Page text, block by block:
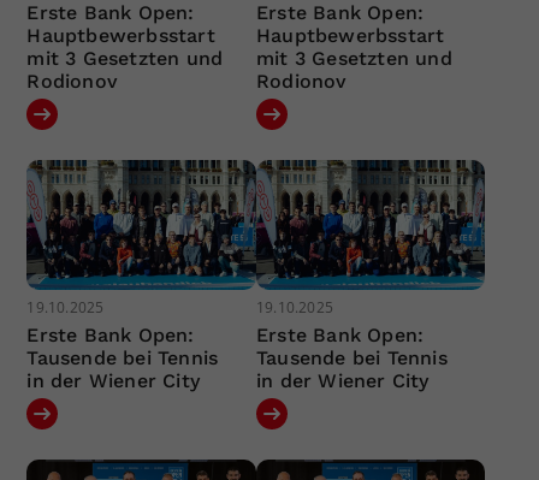
Erste Bank Open:
Hauptbewerbsstart
mit 3 Gesetzten und
Rodionov
Erste Bank Open:
Hauptbewerbsstart
mit 3 Gesetzten und
Rodionov
19.10.2025
Erste Bank Open:
Tausende bei Tennis
in der Wiener City
19.10.2025
Erste Bank Open:
Tausende bei Tennis
in der Wiener City